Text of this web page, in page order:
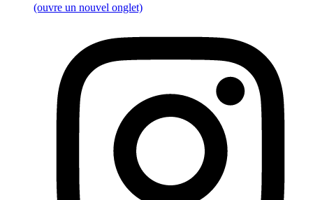
(ouvre un nouvel onglet)